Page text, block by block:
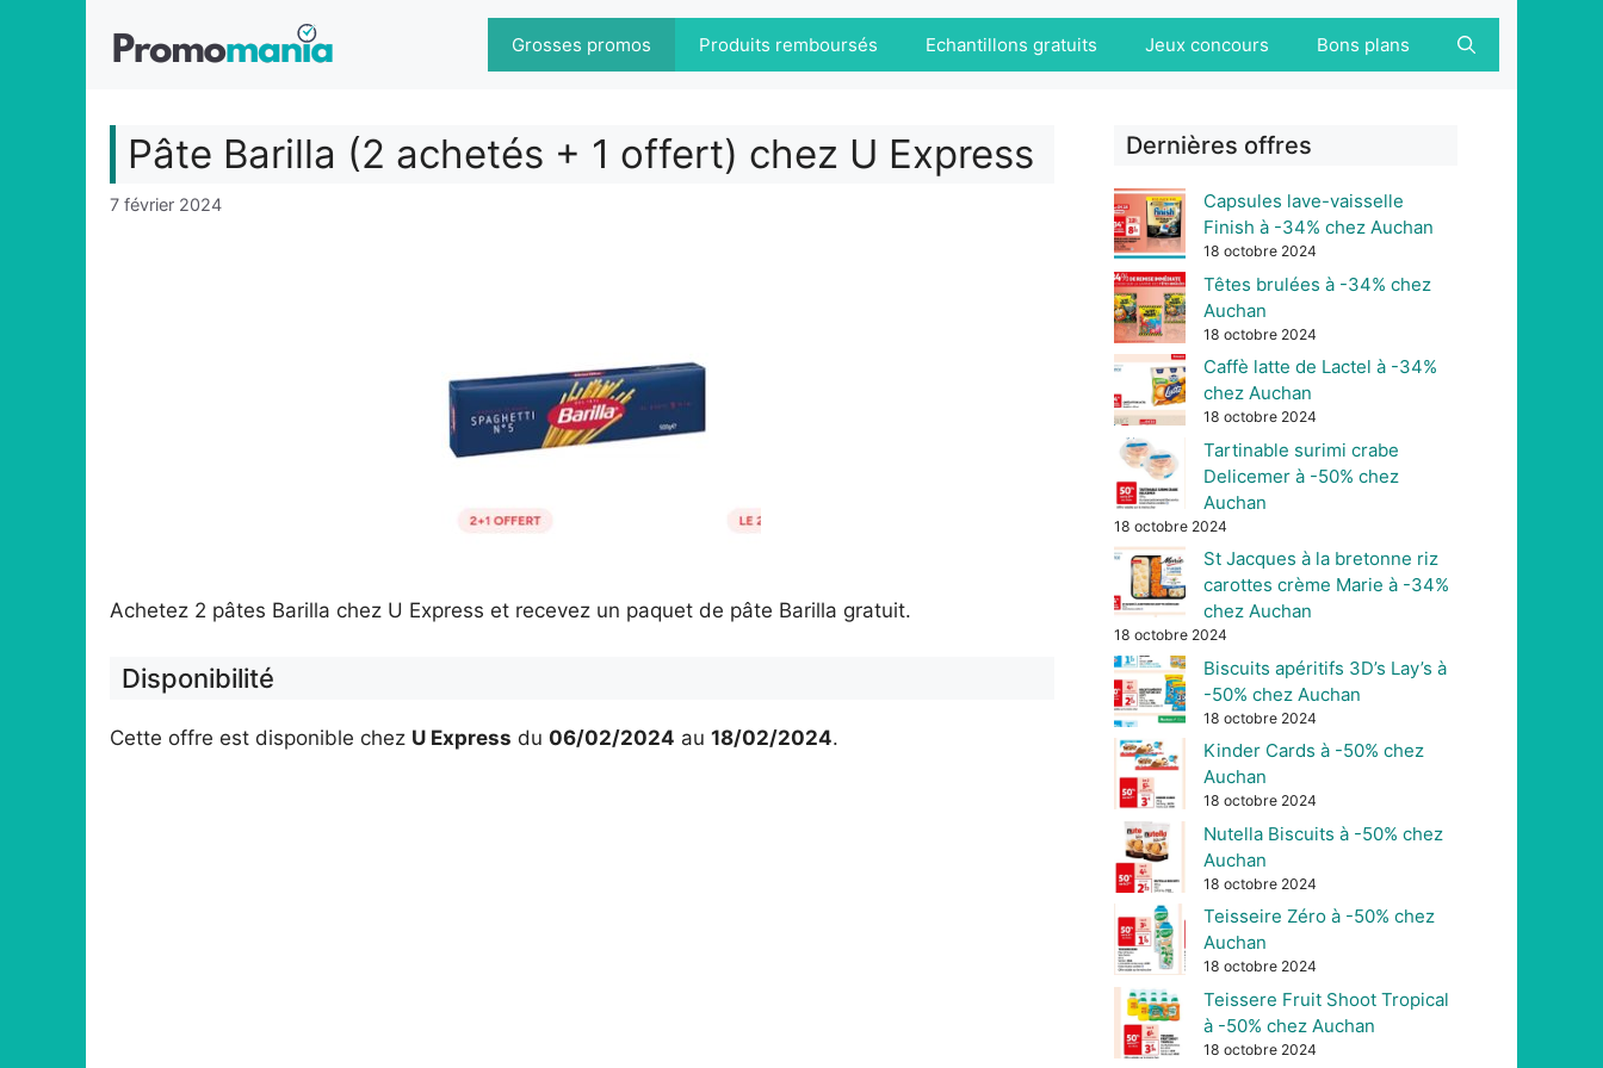
Grosses promos Produits remboursés Echantillons gratuits Jeux concours Bons plans
Pâte Barilla (2 achetés + 1 offert) chez U Express
7 février 2024
Achetez 2 pâtes Barilla chez U Express et recevez un paquet de pâte Barilla gratuit.
Disponibilité
Cette offre est disponible chez U Express du 06/02/2024 au 18/02/2024.
Dernières offres
Capsules lave-vaisselle
Finish à -34% chez Auchan
18 octobre 2024
Têtes brulées à -34% chez
Auchan
18 octobre 2024
Caffè latte de Lactel à -34%
chez Auchan
18 octobre 2024
Tartinable surimi crabe
Delicemer à -50% chez
Auchan
18 octobre 2024
St Jacques à la bretonne riz
carottes crème Marie à -34%
chez Auchan
18 octobre 2024
Biscuits apéritifs 3D’s Lay’s à
-50% chez Auchan
18 octobre 2024
Kinder Cards à -50% chez
Auchan
18 octobre 2024
Nutella Biscuits à -50% chez
Auchan
18 octobre 2024
Teisseire Zéro à -50% chez
Auchan
18 octobre 2024
Teissere Fruit Shoot Tropical
à -50% chez Auchan
18 octobre 2024